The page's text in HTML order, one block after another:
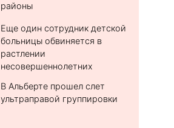
районы
Еще один сотрудник детской
больницы обвиняется в
растлении
несовершеннолетних
В Альберте прошел слет
ультраправой группировки